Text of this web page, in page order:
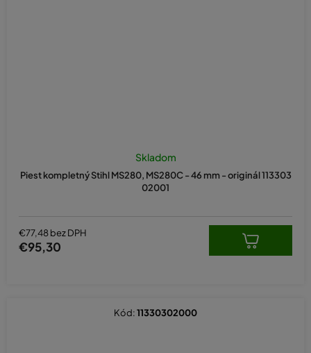
Piest kompletný Stihl MS280, MS280C - 46 mm - originál 113303
02001
Skladom
€77,48 bez DPH
€95,30
Kód:11330302000